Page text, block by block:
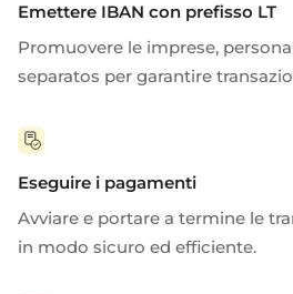
Emettere IBAN con prefisso LT
Promuovere le imprese,
separatos per garantire
Eseguire i pagamenti
Avviare e portare a termine le
in modo sicuro ed efficiente.